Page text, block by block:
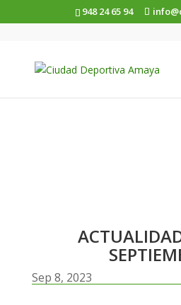
948 24 65 94
Sep 8, 2023